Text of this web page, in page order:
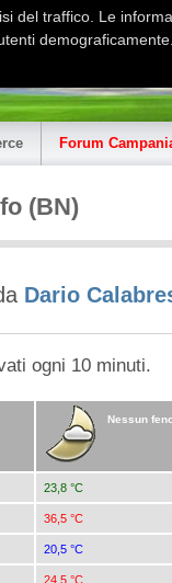
Forum
(BN)
Dario
ogni 10 minuti.
Nessun
23,8 °C
36,5 °C
20,5 °C
24,5 °C
del traffico. Le